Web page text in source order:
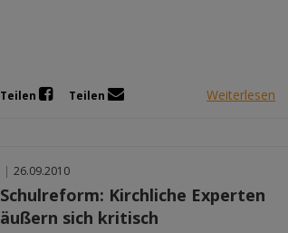
Teilen Teilen Weiterlesen
| 26.09.2010
Schulreform: Kirchliche Experten
äußern sich kritisch